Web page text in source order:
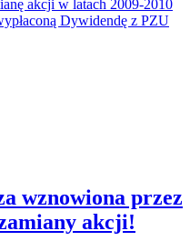
akcji w latach 2009-2010
Dywidendę z PZU
wznowiona przez
akcji!